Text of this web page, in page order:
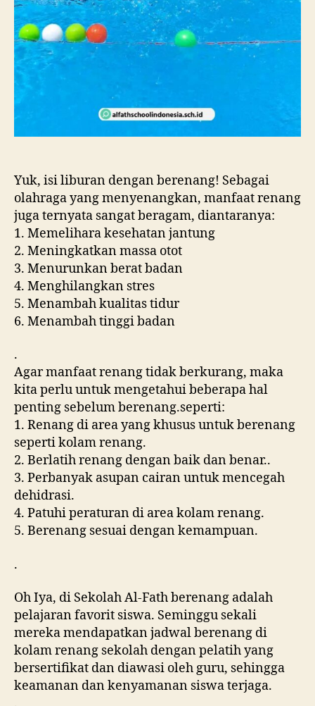
Yuk, isi liburan dengan berenang! Sebagai
olahraga yang menyenangkan, manfaat renang
juga ternyata sangat beragam, diantaranya:
1. Memelihara kesehatan jantung
2. Meningkatkan massa otot
3. Menurunkan berat badan
4. Menghilangkan stres
5. Menambah kualitas tidur
6. Menambah tinggi badan
.
Agar manfaat renang tidak berkurang, maka
kita perlu untuk mengetahui beberapa hal
penting sebelum berenang.seperti:
1. Renang di area yang khusus untuk berenang
seperti kolam renang.
2. Berlatih renang dengan baik dan benar..
3. Perbanyak asupan cairan untuk mencegah
dehidrasi.
4. Patuhi peraturan di area kolam renang.
5. Berenang sesuai dengan kemampuan.
.
Oh Iya, di Sekolah Al-Fath berenang adalah
pelajaran favorit siswa. Seminggu sekali
mereka mendapatkan jadwal berenang di
kolam renang sekolah dengan pelatih yang
bersertifikat dan diawasi oleh guru, sehingga
keamanan dan kenyamanan siswa terjaga.